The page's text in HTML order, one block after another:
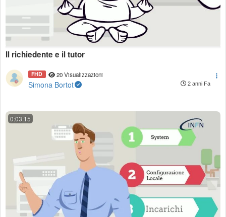
Il richiedente e il tutor
FHD 20 Visualizzazioni
Simona Bortot 2 anni Fa
0:03:15